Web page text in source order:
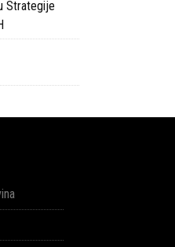
Strategije